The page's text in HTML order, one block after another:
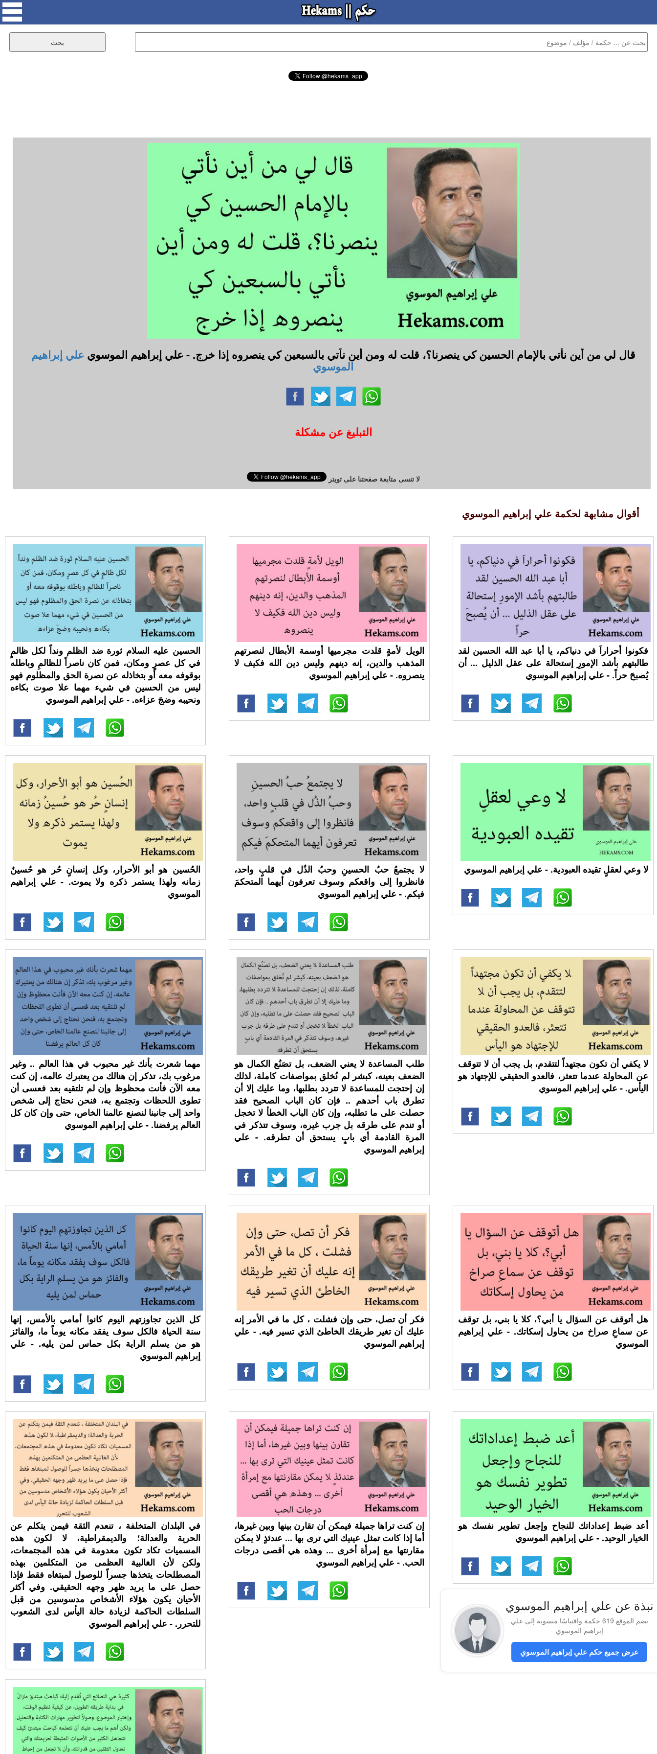
قال لي من أين نأتي بالإمام الحسين كي ينصرنا؟، قلت له ومن أين نأتي بالسبعين كي ينصروه إذا خرج. - علي إبراهيم الموسوي علي إبراهيم
الموسوي
التبليغ عن مشكلة
لا تنسى متابعة صفحتنا على تويتر
أقوال مشابهة لحكمة علي إبراهيم الموسوي
الحسين عليه السلام ثورة ضد الظلم ونداً لكل ظالمٍ
في كل عصرٍ ومكان، فمن كان ناصراً للظالمِ وباطله
بوقوفه معه أو بتخاذله عن نصرة الحق والمظلوم فهو
ليس من الحسين في شيء مهما علا صوت بكاءه
ونحيبه وضجَ عزاءه. - علي إبراهيم الموسوي
الويل لأمةٍ قلدت مجرميها أوسمة الأبطال لنصرتهم
المذهب والدين، إنه دينهم وليس دين الله فكيف لا
ينصروه. - علي إبراهيم الموسوي
فكونوا أحراراَ في دنياكم، يا أبا عبد الله الحسين لقد
طالبتهم بأشد الإمورِ إستحالة على عقل الذليل ... أن
يُصبحَ حراً. - علي إبراهيم الموسوي
الحُسين هو أبو الأحرار، وكل إنسانٍ حُر هو حُسينُ
زمانه ولهذا يستمر ذكره ولا يموت. - علي إبراهيم
الموسوي
لا يجتمعُ حبُ الحسينِ وحبُ الذُل في قلبٍ واحد،
فانظروا إلى واقعكم وسوف تعرفون أيهما المتحكمَ
فيكم. - علي إبراهيم الموسوي
لا وعي لعقلٍ تقيده العبودية. - علي إبراهيم الموسوي
مهما شعرت بأنك غير محبوب في هذا العالم .. وغير
مرغوب بك، تذكر إن هنالك من يعتبرك عالمه، إن كنت
معه الآن فأنت محظوظ وإن لم تلتقيه بعد فعسى أن
تطوى اللحظات وتجتمع به، فنحن نحتاج إلى شخص
واحد إلى جانبنا لنصنع عالمنا الخاص، حتى وإن كان كل
العالم يرفضنا. - علي إبراهيم الموسوي
طلب المساعدة لا يعني الضعف، بل تصَنُع الكمال هو
الضعف بعينه، كبشر لم نُخلق بمواصفات كاملة، لذلك
إن إحتجت للمساعدة لا تتردد بطلبها، وما عليك إلا أن
تطرق باب أحدهم .. فإن كان الباب الصحيح فقد
حصلت على ما تطلبه، وإن كان الباب الخطأ لا تخجل
أو تندم على طرقه بل جرب غيره، وسوف تتذكر في
المرة القادمة أي بابٍ يستحق أن تطرقه. - علي
إبراهيم الموسوي
لا يكفي أن تكون مجتهداً لتتقدم، بل يجب أن لا تتوقف
عن المحاولة عندما تتعثر، فالعدو الحقيقي للإجتهاد هو
اليأس. - علي إبراهيم الموسوي
كل الذين تجاوزتهم اليوم كانوا أمامي بالأمس، إنها
سنة الحياة فالكل سوف يفقد مكانه يوماً ما، والفائز
هو من يسلم الراية بكل حماس لمن يليه. - علي
إبراهيم الموسوي
فكر أن تصل، حتى وإن فشلت ، كل ما في الأمر إنه
عليك أن تغير طريقك الخاطئ الذي تسير فيه. - علي
إبراهيم الموسوي
هل أتوقف عن السؤال يا أبي؟، كلا يا بني، بل توقف
عن سماعِ صراخ من يحاول إسكاتك. - علي إبراهيم
الموسوي
في البلدان المتخلفة ، تنعدم الثقة فيمن يتكلم عن
الحرية والعدالة؛ والديمقراطية، لا لكون هذه
المسميات تكاد تكون معدومة في هذه المجتمعات،
ولكن لأن الغالبية العظمى من المتكلمين بهذه
المصطلحات يتخذها جسراً للوصول لمبتغاه فقط فإذا
حصل على ما يريد ظهر وجهه الحقيقي. وفي أكثر
الأحيان يكون هؤلاء الأشخاص مدسوسين من قبل
السلطات الحاكمة لزيادة حالة اليأس لدى الشعوب
للتحرر. - علي إبراهيم الموسوي
إن كنت تراها جميلة فيمكن أن تقارن بينها وبين غيرها،
أما إذا كانت تمثل عينيك التي ترى بها ... عندئذٍ لا يمكن
مقارنتها مع إمرأة أخرى ... وهذه هي أقصى درجات
الحب. - علي إبراهيم الموسوي
أعد ضبط إعداداتك للنجاح وإجعل تطوير نفسك هو
الخيار الوحيد. - علي إبراهيم الموسوي
نبذة عن علي إبراهيم الموسوي
يضم الموقع 619 حكمة واقتباسًا منسوبة إلى علي
إبراهيم الموسوي
عرض جميع حكم علي إبراهيم الموسوي